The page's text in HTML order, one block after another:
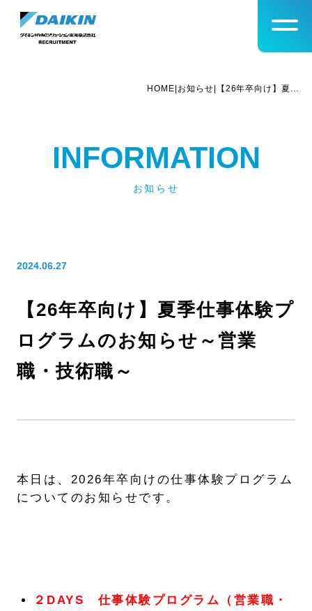
@import
HOME お知らせ 【26年卒向け】夏季仕事体験プログラムのお知らせ～営業職・技術職～
INFORMATION
お知らせ
2024.06.27
【26年卒向け】夏季仕事体験プ
ログラムのお知らせ～営業
職・技術職～
本日は、2026年卒向けの仕事体験プログラム
についてのお知らせです。
２DAYS 仕事体験プログラム（営業職・